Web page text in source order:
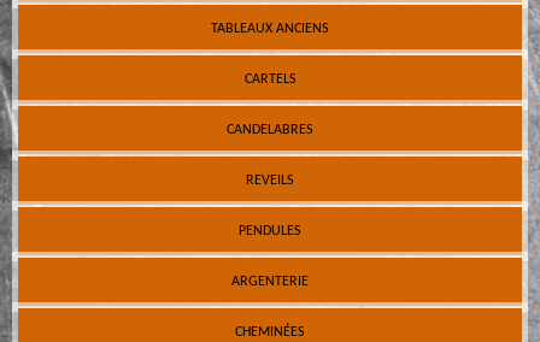
TABLEAUX ANCIENS
CARTELS
CANDELABRES
REVEILS
PENDULES
ARGENTERIE
CHEMINÉES